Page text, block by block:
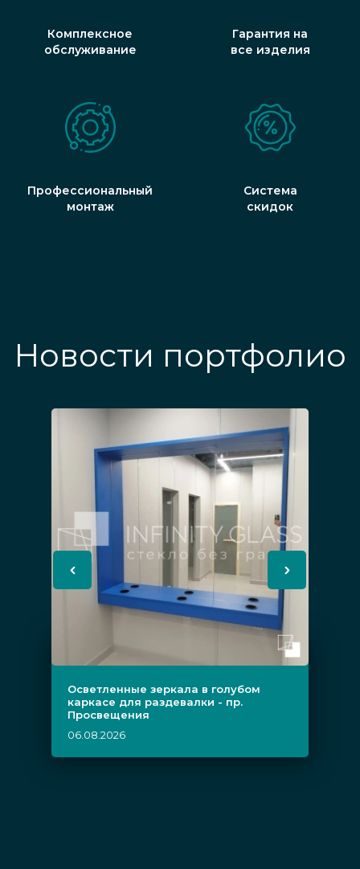
Комплексное
обслуживание
Гарантия на
все изделия
Профессиональный
монтаж
Система
скидок
Новости портфолио
Осветленные зеркала в голубом
каркасе для раздевалки - пр.
Просвещения
06.08.2026